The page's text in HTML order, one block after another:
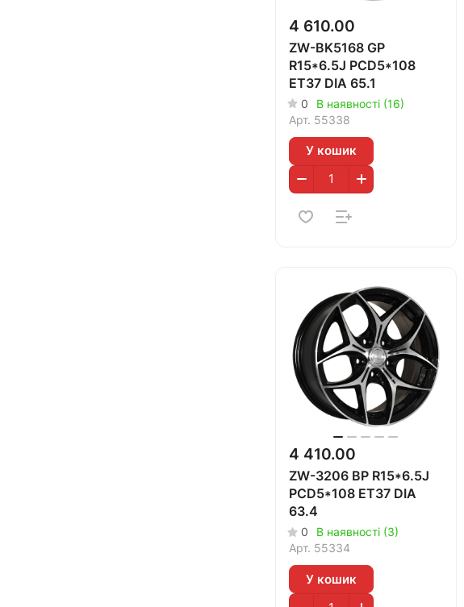
4 610.00
ZW-BK5168 GP
R15*6.5J PCD5*108
ET37 DIA 65.1
0
В наявності (16)
Арт. 55338
У кошик
4 410.00
ZW-3206 BP R15*6.5J
PCD5*108 ET37 DIA
63.4
0
В наявності (3)
Арт. 55334
У кошик